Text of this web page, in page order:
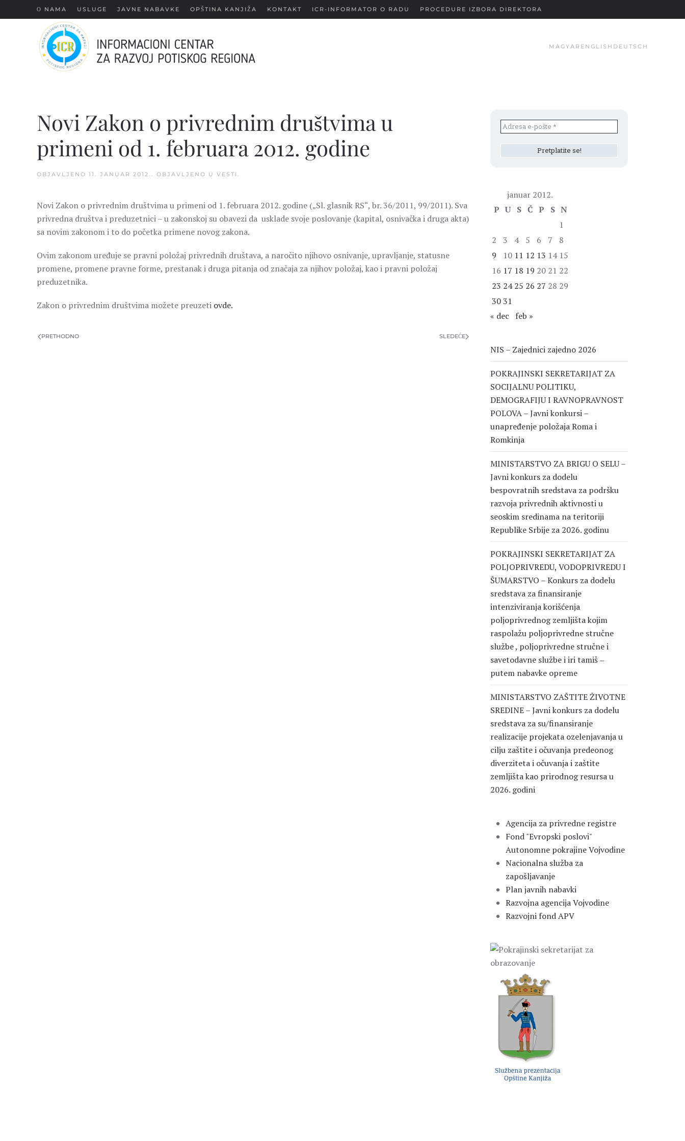
content
О NAMA USLUGE JAVNE NABAVKE OPŠTINA KANJIŽA KONTAKT ICR-INFORMATOR O RADU PROCEDURE IZBORA DIREKTORA
MAGYAR ENGLISH DEUTSCH
Novi Zakon o privrednim društvima u
primeni od 1. februara 2012. godine
OBJAVLJENO 11. JANUAR 2012. . OBJAVLJENO U VESTI .
Novi Zakon o privrednim društvima u primeni od 1. februara 2012. godine („Sl. glasnik RS“, br. 36/2011, 99/2011). Sva
privredna društva i preduzetnici – u zakonskoj su obavezi da usklade svoje poslovanje (kapital, osnivačka i druga akta)
sa novim zakonom i to do početka primene novog zakona.
Ovim zakonom uređuje se pravni položaj privrednih društava, a naročito njihovo osnivanje, upravljanje, statusne
promene, promene pravne forme, prestanak i druga pitanja od značaja za njihov položaj, kao i pravni položaj
preduzetnika.
Zakon o privrednim društvima možete preuzeti ovde.
PRETHODNO SLEDEĆE
januar 2012.
P U S Č P S N
1
2
3 4 5 6 7
8
9
10 11 12 13 14 15
16 17 18 19 20 21 22
23 24 25 26 27 28 29
3031
« dec
feb »
NIS – Zajednici zajedno 2026
POKRAJINSKI SEKRETARIJAT ZA
SOCIJALNU POLITIKU,
DEMOGRAFIJU I RAVNOPRAVNOST
POLOVA – Javni konkursi –
unapređenje položaja Roma i
Romkinja
MINISTARSTVO ZA BRIGU O SELU –
Javni konkurs za dodelu
bespovratnih sredstava za podršku
razvoja privrednih aktivnosti u
seoskim sredinama na teritoriji
Republike Srbije za 2026. godinu
POKRAJINSKI SEKRETARIJAT ZA
POLJOPRIVREDU, VODOPRIVREDU I
ŠUMARSTVO – Konkurs za dodelu
sredstava za finansiranje
intenziviranja korišćenja
poljoprivrednog zemljišta kojim
raspolažu poljoprivredne stručne
službe , poljoprivredne stručne i
savetodavne službe i iri tamiš ‒
putem nabavke opreme
MINISTARSTVO ZAŠTITE ŽIVOTNE
SREDINE – Javni konkurs za dodelu
sredstava za su/finansiranje
realizacije projekata ozelenjavanja u
cilju zaštite i očuvanja predeonog
diverziteta i očuvanja i zaštite
zemljišta kao prirodnog resursa u
2026. godini
Agencija za privredne registre
Fond "Evropski poslovi"
Autonomne pokrajine Vojvodine
Nacionalna služba za
zapošljavanje
Plan javnih nabavki
Razvojna agencija Vojvodine
Razvojni fond APV